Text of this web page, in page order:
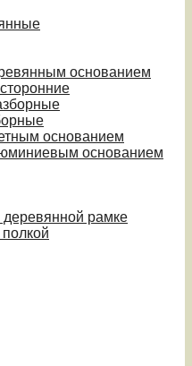
основанием
основанием
основанием
рамке